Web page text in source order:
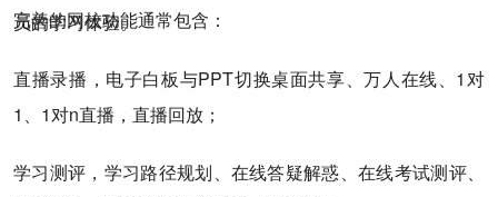
员的学习体验。
完善的网校功能通常包含：
直播录播，电子白板与PPT切换桌面共享、万人在线、1对
1、1对n直播，直播回放；
学习测评，学习路径规划、在线答疑解惑、在线考试测评、